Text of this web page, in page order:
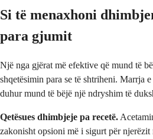
Si të menaxhoni
para gjumit
Një nga gjërat më efektive që mund të
shqetësimin para se të shtriheni. Marrja
duhur mund të bëjë një ndryshim të
Qetësues dhimbjeje pa recetë.
zakonisht opsioni më i sigurt për njerëzit